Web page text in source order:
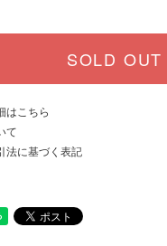
SOLD OUT
はこちら
て
法に基づく表記